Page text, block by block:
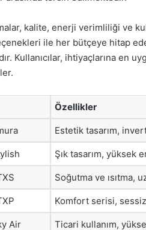
kalite, enerji verimliliği ve
ile her bütçeye hitap
Kullanıcılar, ihtiyaçlarına en
Özellikler
Estetik tasarım,
Şık tasarım, yüksek
Soğutma ve ısıtma,
Komfort serisi,
Air Ticari kullanım,